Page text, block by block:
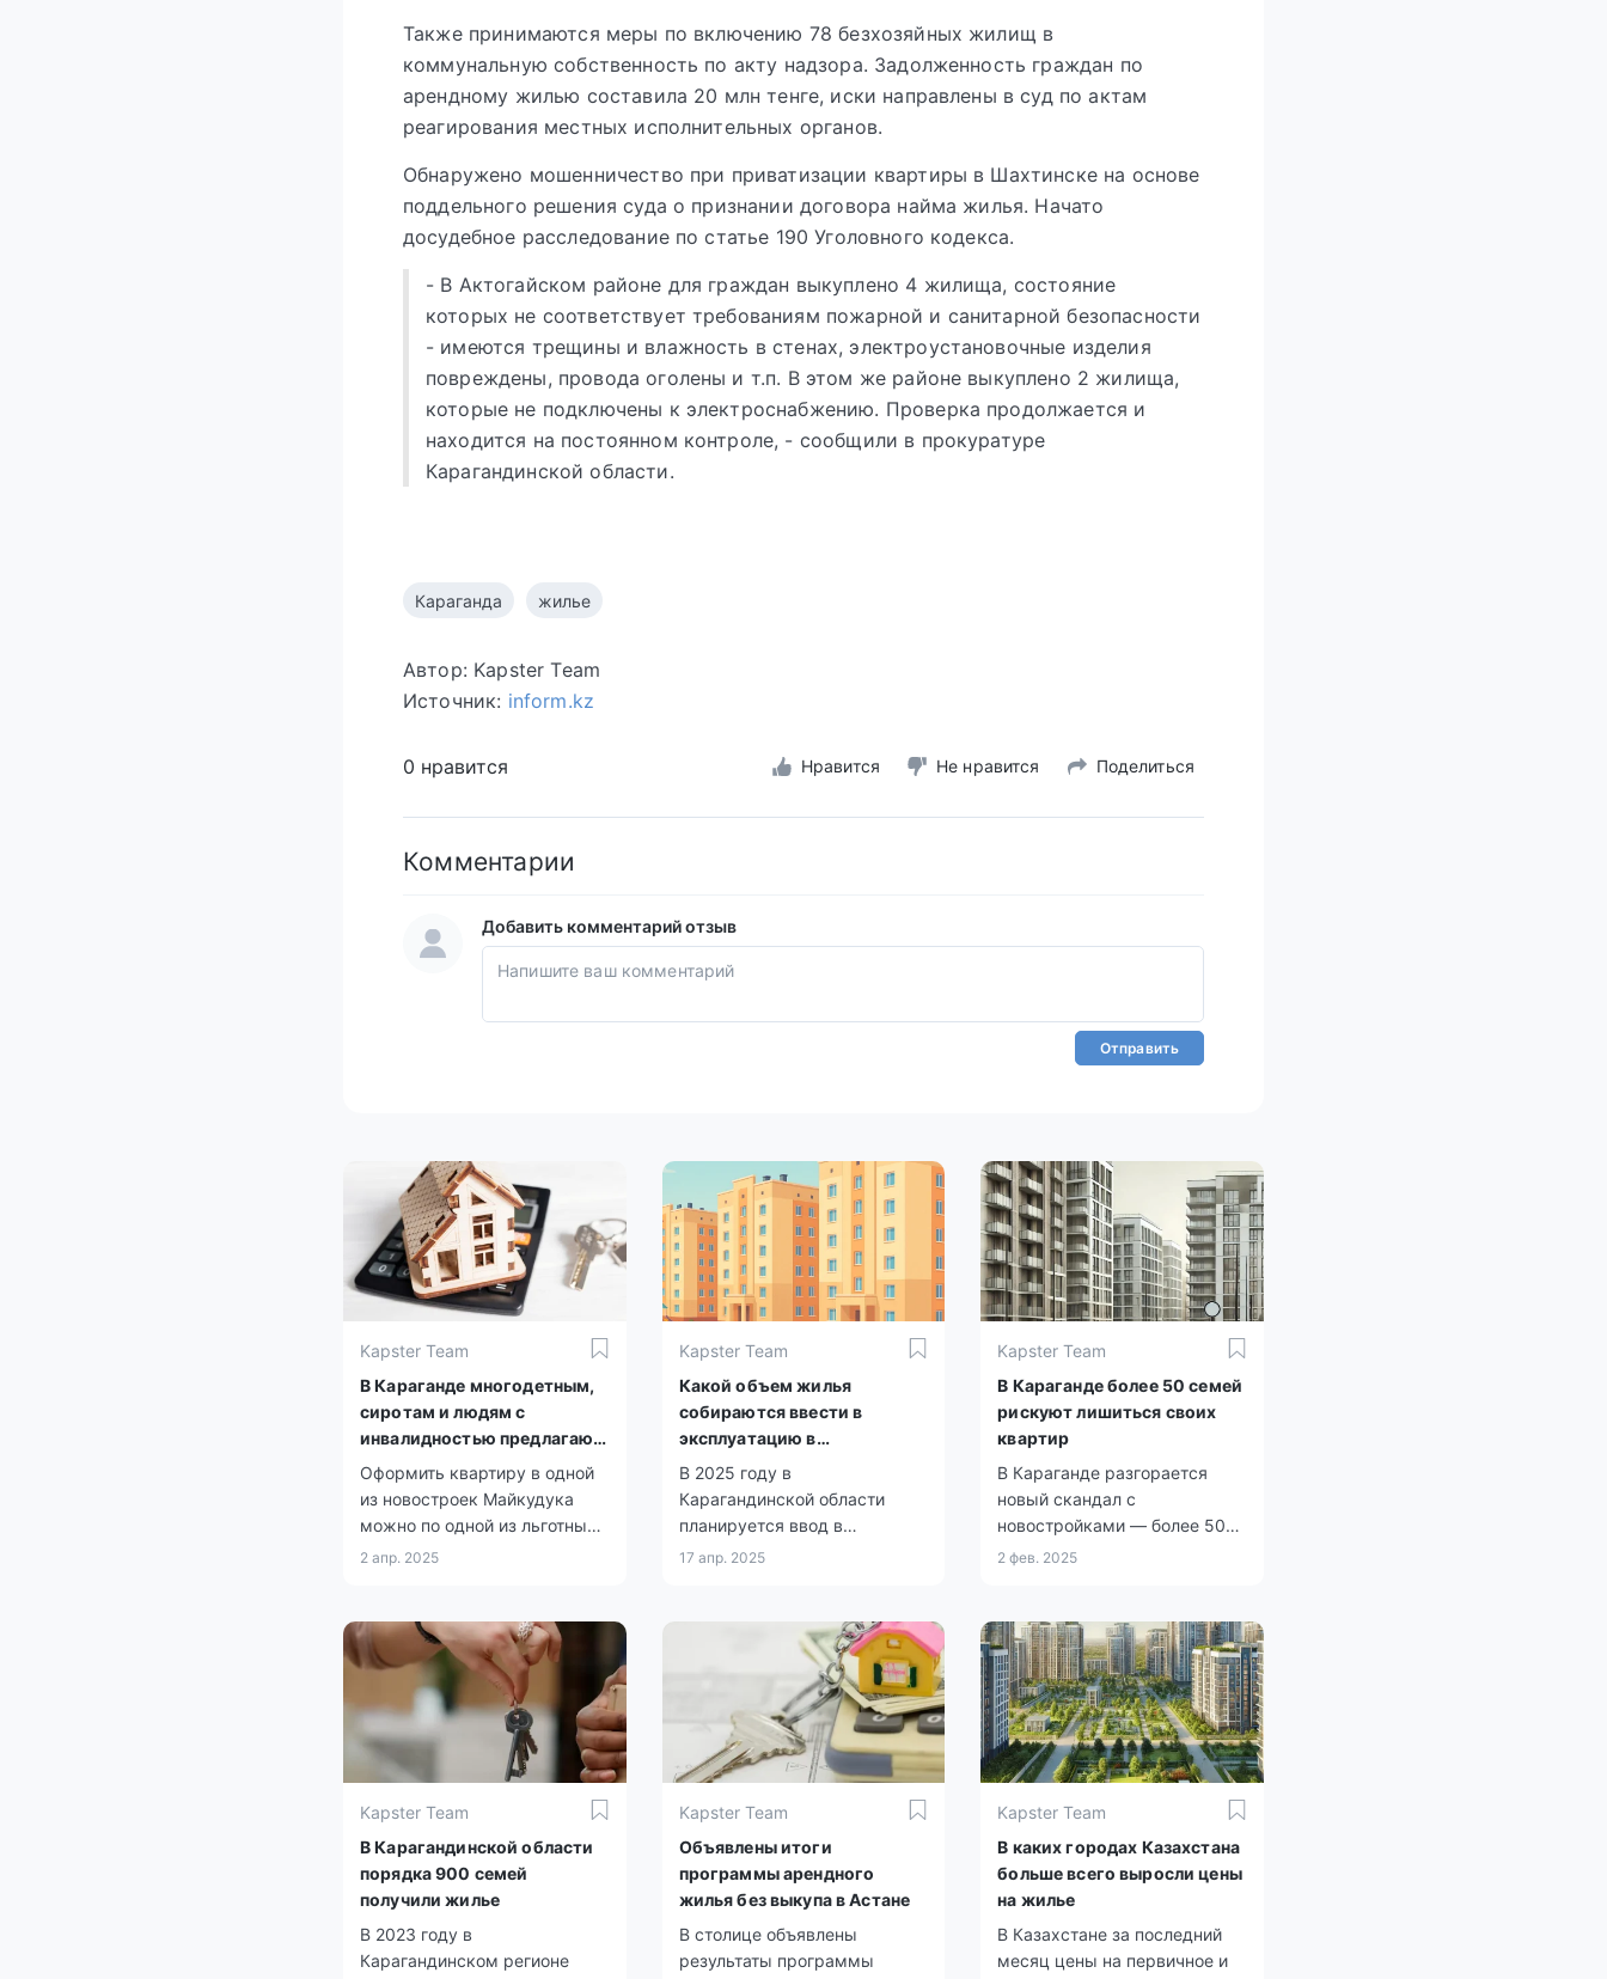
Также принимаются меры по включению 78 безхозяйных жилищ в
коммунальную собственность по акту надзора. Задолженность граждан по
арендному жилью составила 20 млн тенге, иски направлены в суд по актам
реагирования местных исполнительных органов.
Обнаружено мошенничество при приватизации квартиры в Шахтинске на основе
поддельного решения суда о признании договора найма жилья. Начато
досудебное расследование по статье 190 Уголовного кодекса.
- В Актогайском районе для граждан выкуплено 4 жилища, состояние
которых не соответствует требованиям пожарной и санитарной безопасности
- имеются трещины и влажность в стенах, электроустановочные изделия
повреждены, провода оголены и т.п. В этом же районе выкуплено 2 жилища,
которые не подключены к электроснабжению. Проверка продолжается и
находится на постоянном контроле, - сообщили в прокуратуре
Карагандинской области.
Караганда жилье
Автор: Kapster Team
Источник: inform.kz
0 нравится Нравится Не нравится Поделиться
Комментарии
Добавить комментарий отзыв
Отправить
Kapster Team
В Караганде многодетным,
сиротам и людям с
инвалидностью предлагают
жильё по льготной ипотеке
Оформить квартиру в одной
из новостроек Майкудука
можно по одной из льготных
ипотечных программ АО
2 апр. 2025
Kapster Team
Какой объем жилья
собираются ввести в
эксплуатацию в
Карагандинской области в
2025 году?
В 2025 году в
Карагандинской области
планируется ввод в
эксплуатацию свыше 5 тысяч
финансирование в размере
4,3 млрд тенге.
17 апр. 2025
Kapster Team
В Караганде более 50 семей
рискуют лишиться своих
квартир
В Караганде разгорается
новый скандал с
новостройками — более 50
семей уже год не могут
квартиры.
2 фев. 2025
Kapster Team
В Карагандинской области
порядка 900 семей
получили жилье
В 2023 году в
Карагандинском регионе
Kapster Team
Объявлены итоги
программы арендного
жилья без выкупа в Астане
В столице объявлены
результаты программы
Kapster Team
В каких городах Казахстана
больше всего выросли цены
на жилье
В Казахстане за последний
месяц цены на первичное и